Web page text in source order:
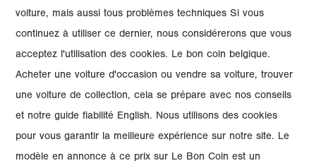
voiture, mais aussi tous problèmes techniques Si vous
continuez à utiliser ce dernier, nous considérerons que vous
acceptez l'utilisation des cookies. Le bon coin belgique.
Acheter une voiture d'occasion ou vendre sa voiture, trouver
une voiture de collection, cela se prépare avec nos conseils
et notre guide fiabilité English. Nous utilisons des cookies
pour vous garantir la meilleure expérience sur notre site. Le
modèle en annonce à ce prix sur Le Bon Coin est un